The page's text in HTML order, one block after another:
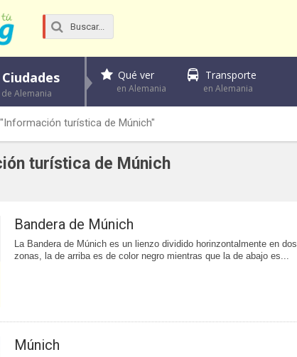
Ciudades
de Alemania
Qué ver
en Alemania
Transporte
en Alemania
turística de Múnich"
turística de Múnich
Bandera de Múnich
La Bandera de Múnich es un lienzo dividido horinzontalmente en dos
zonas, la de arriba es de color negro mientras que la de abajo es...
Múnich